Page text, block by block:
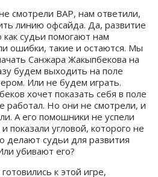
смотрели ВАР, нам ответили,
линию офсайда. Да, развитие
судьи помогают нам
ошибки, такие и остаются. Мы
Санжара Жакыпбекова на
будем выходить на поле
Или не будем играть.
хочет показать себя в поле
работал. Но они не смотрели, и
А его помошники не успели
показали угловой, которого не
делают судьи для развития
убивают его?
к этой игре,